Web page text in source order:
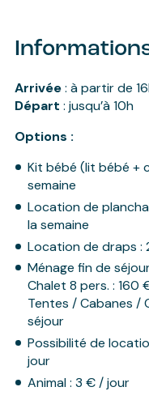
Arrivée: à partir de
Départ : jusqu’à 10h
Options :
Kit bébé (lit bébé +
semaine
Location de
la semaine
Location de draps
Ménage fin de
Chalet 8 pers. : 160
Tentes / Cabanes /
séjour
Possibilité de
jour
Animal : 3 € / jour